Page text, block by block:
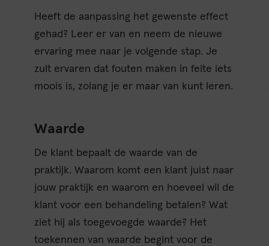
Heeft de aanpassing het gewenste effect
gehad? Leer er van en neem de nieuwe
ervaring mee naar je volgende stap. Je
zult ervaren dat fouten maken in feite iets
moois is, zolang je er maar van kunt leren.
Waarde
De klant bepaalt de waarde van de
praktijk. Waarom komt een klant juist naar
jouw praktijk en waarom en hoeveel wil de
klant voor een behandeling betalen? Wat
ziet hij als toegevoegde waarde? Het
toekennen van waarde begint voor de